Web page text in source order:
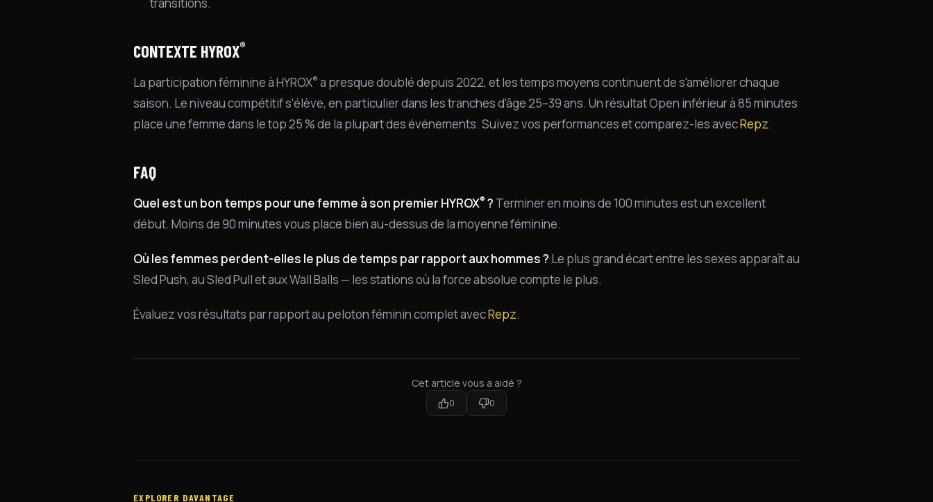
CONTEXTE HYROX®
La participation féminine à HYROX® a presque doublé depuis 2022, et les temps moyens continuent de s'améliorer chaque
saison. Le niveau compétitif s'élève, en particulier dans les tranches d'âge 25–39 ans. Un résultat Open inférieur à 85 minutes
place une femme dans le top 25 % de la plupart des événements. Suivez vos performances et comparez-les avecRepz.
FAQ
Quel est un bon temps pour une femme à son premier HYROX® ? Terminer en moins de 100 minutes est un excellent
début. Moins de 90 minutes vous place bien au-dessus de la moyenne féminine.
Où les femmes perdent-elles le plus de temps par rapport aux hommes ? Le plus grand écart entre les sexes apparaît au
Sled Push, au Sled Pull et aux Wall Balls — les stations où la force absolue compte le plus.
Évaluez vos résultats par rapport au peloton féminin complet avecRepz.
Cet article vous a aidé ?
0 0
EXPLORER DAVANTAGE